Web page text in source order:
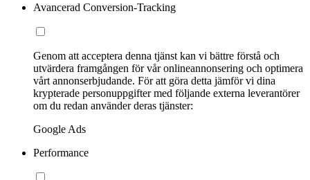
Avancerad Conversion-Tracking
Genom att acceptera denna tjänst kan vi bättre förstå och
utvärdera framgången för vår onlineannonsering och optimera
vårt annonserbjudande. För att göra detta jämför vi dina
krypterade personuppgifter med följande externa leverantörer
om du redan använder deras tjänster:
Google Ads
Performance